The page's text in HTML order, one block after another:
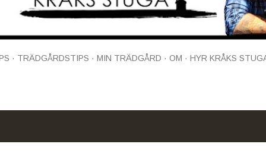
TRÄDGÅRDSTIPS MIN TRÄDGÅRD OM HYR KRÅKS